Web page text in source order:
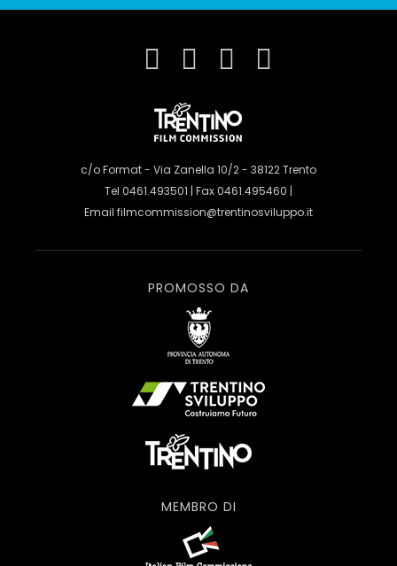
c/o Format - Via Zanella 10/2 - 38122 Trento
Tel 0461.493501 | Fax 0461.495460 |
Email filmcommission@trentinosviluppo.it
PROMOSSO DA
MEMBRO DI